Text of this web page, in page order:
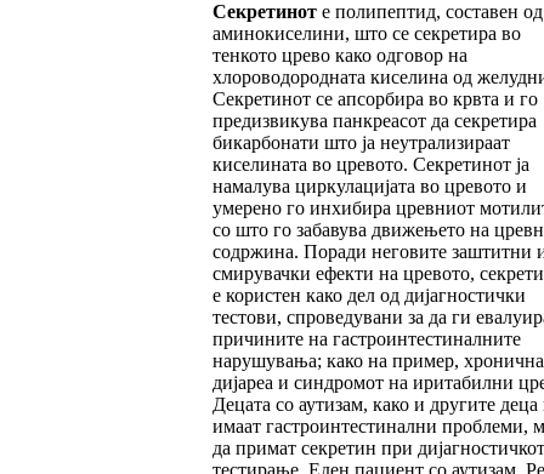
Секретиноте полипептид, составен
аминокиселини, што се секретира во
тенкото црево како одговор на
хлороводородната киселина од
Секретинот се апсорбира во крвта и го
предизвикува панкреасот да секретира
бикарбонати што ја неутрализираат
киселината во цревото. Секретинот ја
намалува циркулацијата во цревото и
умерено го инхибира цревниот
со што го забавува движењето на
содржина. Поради неговите заштитни
смирувачки ефекти на цревото,
е користен како дел од дијагностички
тестови, спроведувани за да ги
причините на гастроинтестиналните
нарушувања; како на пример,
дијареа и синдромот на иритабилни
Децата со аутизам, како и другите
имаат гастроинтестинални проблеми,
да примат секретин при